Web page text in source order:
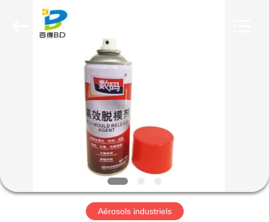
PRODUITS
DE
NOUS
Aérosols industriels